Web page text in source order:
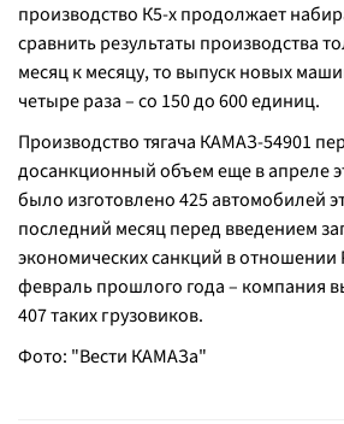
производство К5-х продолжает
сравнить результаты производства
месяц к месяцу, то выпуск новых
четыре раза – со 150 до 600 единиц.
Производство тягача КАМАЗ-54901
досанкционный объем еще в апреле
было изготовлено 425 автомобилей
последний месяц перед введением
экономических санкций в отношении
февраль прошлого года – компания
407 таких грузовиков.
Фото: "Вести КАМАЗа"